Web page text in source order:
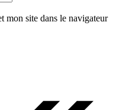
mon site dans le navigateur